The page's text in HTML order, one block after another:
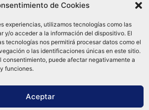
de Cookies
experiencias, utilizamos tecnologías como las
y/o acceder a la información del dispositivo. El
tecnologías nos permitirá procesar datos como el
o las identificaciones únicas en este sitio.
consentimiento, puede afectar negativamente a
funciones.
Aceptar
por nuestro certificado SSL y operada bajo las
México